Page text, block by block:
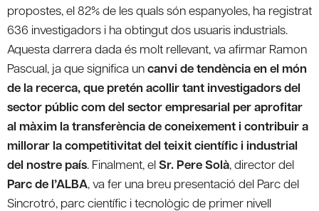
propostes, el 82% de les quals són espanyoles, ha registrat
636 investigadors i ha obtingut dos usuaris industrials.
Aquesta darrera dada és molt rellevant, va afirmar Ramon
Pascual, ja que significa uncanvi de tendència en el món
de la recerca, que pretén acollir tant investigadors del
sector públic com del sector empresarial per aprofitar
al màxim la transferència de coneixement i contribuir a
millorar la competitivitat del teixit científic i industrial
del nostre país. Finalment, elSr. Pere Solà, director del
Parc de l’ALBA, va fer una breu presentació del Parc del
Sincrotró, parc científic i tecnològic de primer nivell